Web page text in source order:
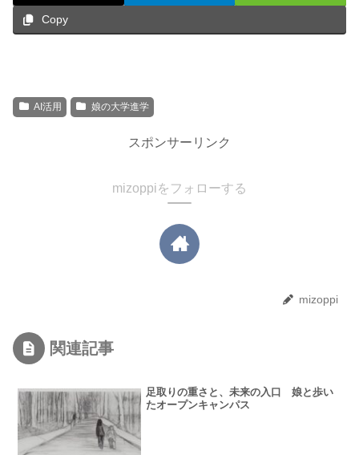
Copy
AI活用 娘の大学進学
スポンサーリンク
mizoppiをフォローする
mizoppi
関連記事
足取りの重さと、未来の入口 娘と歩い
たオープンキャンパス